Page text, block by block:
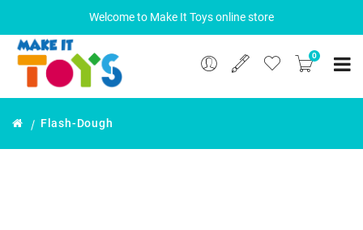
Welcome to Make It Toys online store
0
Flash-Dough